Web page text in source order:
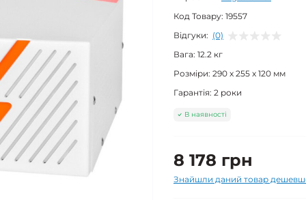
Код Товару: 19557
Відгуки: (0)
Вага: 12.2 кг
Розміри: 290 x 255 x 120 мм
Гарантія: 2 роки
В наявності
8 178 грн
Знайшли даний товар